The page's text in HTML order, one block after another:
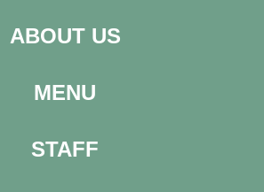
ABOUT US
MENU
STAFF